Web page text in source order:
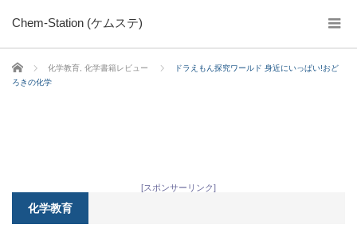
Chem-Station (ケムステ)
ホーム 化学教育 化学書籍レビュー
ドラえもん探究ワールド 身近にいっぱい!おど
ろきの化学
[スポンサーリンク]
化学教育